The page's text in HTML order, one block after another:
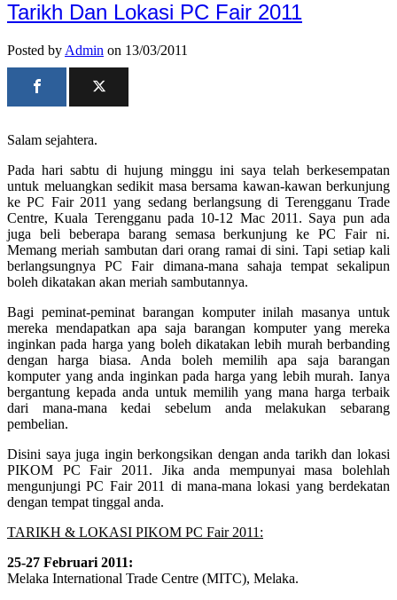
Tarikh Dan Lokasi PC Fair 2011
Posted by Admin on 13/03/2011
Salam sejahtera.
Pada hari sabtu di hujung minggu ini saya telah berkesempatan
untuk meluangkan sedikit masa bersama kawan-kawan berkunjung
ke PC Fair 2011 yang sedang berlangsung di Terengganu Trade
Centre, Kuala Terengganu pada 10-12 Mac 2011. Saya pun ada
juga beli beberapa barang semasa berkunjung ke PC Fair ni.
Memang meriah sambutan dari orang ramai di sini. Tapi setiap kali
berlangsungnya PC Fair dimana-mana sahaja tempat sekalipun
boleh dikatakan akan meriah sambutannya.
Bagi peminat-peminat barangan komputer inilah masanya untuk
mereka mendapatkan apa saja barangan komputer yang mereka
inginkan pada harga yang boleh dikatakan lebih murah berbanding
dengan harga biasa. Anda boleh memilih apa saja barangan
komputer yang anda inginkan pada harga yang lebih murah. Ianya
bergantung kepada anda untuk memilih yang mana harga terbaik
dari mana-mana kedai sebelum anda melakukan sebarang
pembelian.
Disini saya juga ingin berkongsikan dengan anda tarikh dan lokasi
PIKOM PC Fair 2011. Jika anda mempunyai masa bolehlah
mengunjungi PC Fair 2011 di mana-mana lokasi yang berdekatan
dengan tempat tinggal anda.
TARIKH & LOKASI PIKOM PC Fair 2011:
25-27 Februari 2011:
Melaka International Trade Centre (MITC), Melaka.